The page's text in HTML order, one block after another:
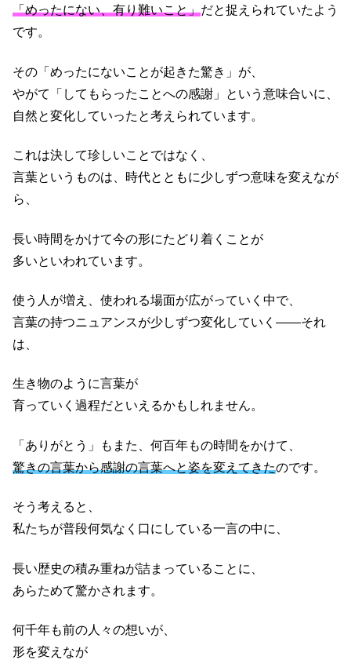
「めったにない、有り難いこと」だと捉えられていたよう
です。
その「めったにないことが起きた驚き」が、
やがて「してもらったことへの感謝」という意味合いに、
自然と変化していったと考えられています。
これは決して珍しいことではなく、
言葉というものは、時代とともに少しずつ意味を変えなが
ら、
長い時間をかけて今の形にたどり着くことが
多いといわれています。
使う人が増え、使われる場面が広がっていく中で、
言葉の持つニュアンスが少しずつ変化していく——それ
は、
生き物のように言葉が
育っていく過程だといえるかもしれません。
「ありがとう」もまた、何百年もの時間をかけて、
驚きの言葉から感謝の言葉へと姿を変えてきたのです。
そう考えると、
私たちが普段何気なく口にしている一言の中に、
長い歴史の積み重ねが詰まっていることに、
あらためて驚かされます。
何千年も前の人々の想いが、
形を変えなが